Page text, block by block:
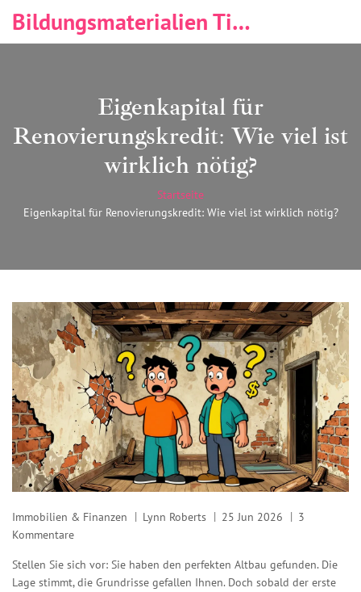
Bildungsmaterialien Tischlerei & Immobilien
Eigenkapital für
Renovierungskredit: Wie viel ist
wirklich nötig?
Startseite
Eigenkapital für Renovierungskredit: Wie viel ist wirklich nötig?
Immobilien & Finanzen Lynn Roberts 25 Jun 2026
3
Kommentare
Stellen Sie sich vor: Sie haben den perfekten Altbau gefunden. Die
Lage stimmt, die Grundrisse gefallen Ihnen. Doch sobald der erste